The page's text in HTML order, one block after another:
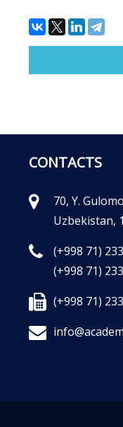
CONTACTS
70, Y.
Uzbekistan,
(+998 71)
(+998 71)
(+998 71)